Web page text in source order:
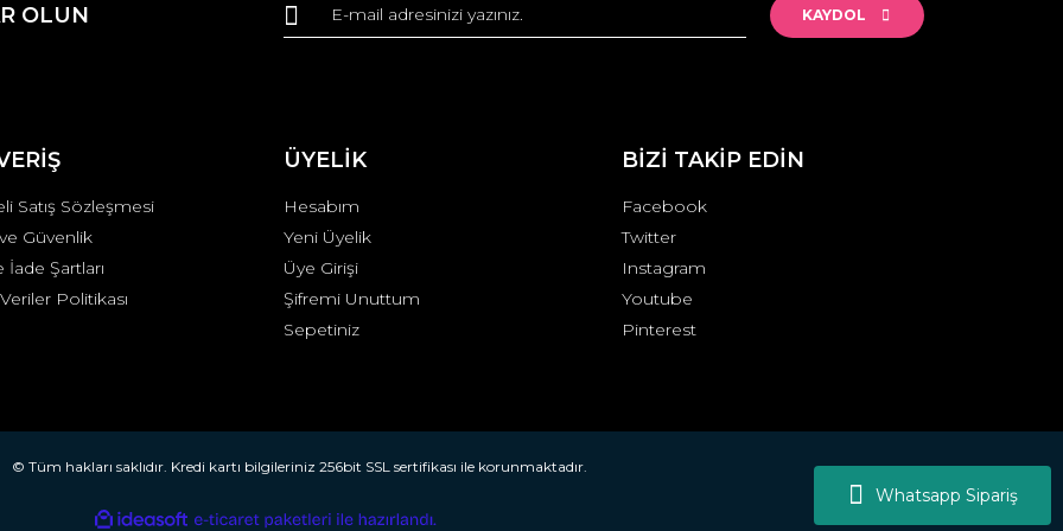
Whatsapp Sipariş
Yorum Yaz
Gönder
OLUN KAYDOL
Satış Sözleşmesi
Güvenlik
İade Şartları
Politikası
ÜYELİK
Hesabım
Yeni Üyelik
Üye Girişi
Şifremi Unuttum
Sepetiniz
BİZİ TAKİP EDİN
Facebook
Twitter
Instagram
Youtube
Pinterest
© Tüm hakları saklıdır. Kredi kartı bilgileriniz 256bit SSL sertifikası ile korunmaktadır.
ideasoft e-